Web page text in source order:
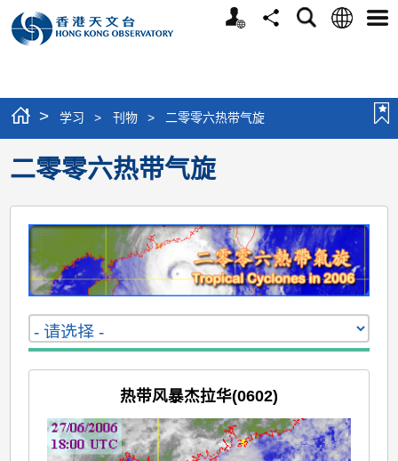
个
分
搜
语
选
> 学习 > 刊物 > 二零零六热带气旋
二零零六热带气旋
热带风暴杰拉华(0602)